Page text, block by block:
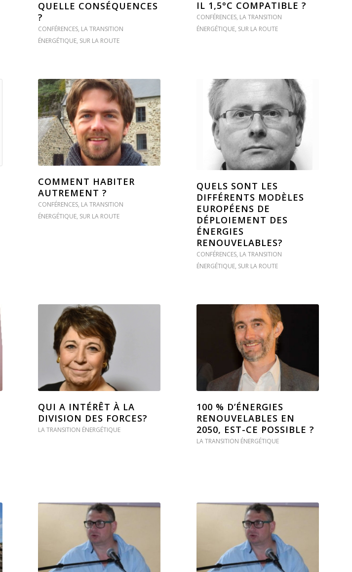
QUELLE CONSÉQUENCES
?
CONFÉRENCES, LA TRANSITION
ÉNERGÉTIQUE, SUR LA ROUTE
IL 1,5°C COMPATIBLE ?
CONFÉRENCES, LA TRANSITION
ÉNERGÉTIQUE, SUR LA ROUTE
COMMENT HABITER
AUTREMENT ?
CONFÉRENCES, LA TRANSITION
ÉNERGÉTIQUE, SUR LA ROUTE
QUELS SONT LES
DIFFÉRENTS MODÈLES
EUROPÉENS DE
DÉPLOIEMENT DES
ÉNERGIES
RENOUVELABLES?
CONFÉRENCES, LA TRANSITION
ÉNERGÉTIQUE, SUR LA ROUTE
QUI A INTÉRÊT À LA
DIVISION DES FORCES?
LA TRANSITION ÉNERGÉTIQUE
100 % D’ÉNERGIES
RENOUVELABLES EN
2050, EST-CE POSSIBLE ?
LA TRANSITION ÉNERGÉTIQUE